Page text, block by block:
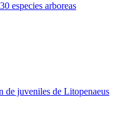
especies arboreas
de juveniles de Litopenaeus